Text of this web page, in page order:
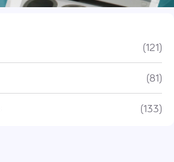
(121)
(81)
(133)